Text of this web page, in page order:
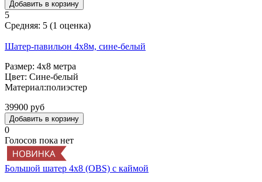
5
Средняя: 5 (1 оценка)
Шатер-павильон 4х8м, сине-белый
Размер: 4х8 метра
Цвет: Сине-белый
Материал:полиэстер
39900 руб
0
Голосов пока нет
Большой шатер 4х8 (OBS) с каймой